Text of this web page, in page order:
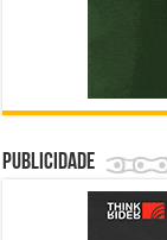
Publicidade